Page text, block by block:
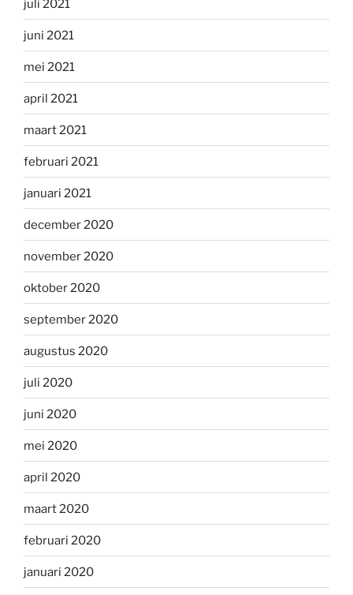
juli 2021
juni 2021
mei 2021
april 2021
maart 2021
februari 2021
januari 2021
december 2020
november 2020
oktober 2020
september 2020
augustus 2020
juli 2020
juni 2020
mei 2020
april 2020
maart 2020
februari 2020
januari 2020